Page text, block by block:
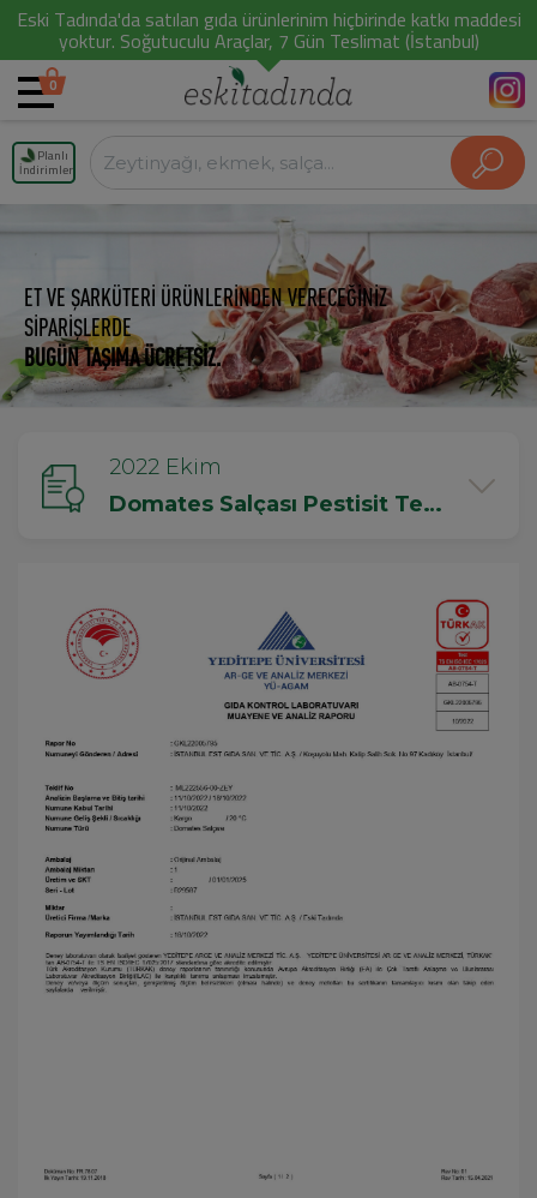
Eski Tadında'da satılan gıda ürünlerinim hiçbirinde katkı maddesi
yoktur. Soğutuculu Araçlar, 7 Gün Teslimat (İstanbul)
0
Planlı
İndirimler
ET VE ŞARKÜTERİ ÜRÜNLERİNDEN VERECEĞİNİZ
SİPARİŞLERDE
BUGÜN TAŞIMA ÜCRETSİZ.
2022 Ekim
Domates Salçası Pestisit Testi